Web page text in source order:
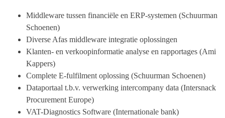
Middleware tussen financiële en ERP-systemen (Schuurman
Schoenen)
Diverse Afas middleware integratie oplossingen
Klanten- en verkoopinformatie analyse en rapportages (Ami
Kappers)
Complete E-fulfilment oplossing (Schuurman Schoenen)
Dataportaal t.b.v. verwerking intercompany data (Intersnack
Procurement Europe)
VAT-Diagnostics Software (Internationale bank)